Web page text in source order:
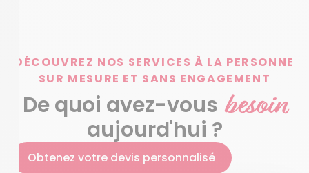
DÉCOUVREZ NOS SERVICES À LA PERSONNE
SUR MESURE ET SANS ENGAGEMENT
De quoi avez-vous besoin
aujourd'hui ?
Obtenez votre devis personnalisé